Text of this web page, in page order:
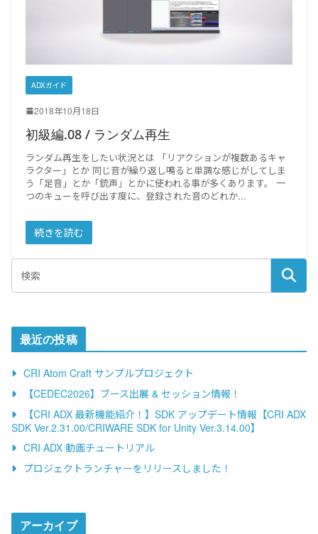
ADXガイド
2018年10月18日
初級編.08 / ランダム再生
ランダム再生をしたい状況とは 「リアクションが複数あるキャ
ラクター」とか 同じ音が繰り返し鳴ると単調な感じがしてしま
う「足音」とか「銃声」とかに使われる事が多くあります。 一
つのキューを呼び出す度に、登録された音のどれか
続きを読む
最近の投稿
CRI Atom Craft サンプルプロジェクト
【CEDEC2026】ブース出展 & セッション情報！
【CRI ADX 最新機能紹介！】SDK アップデート情報【CRI ADX
SDK Ver.2.31.00/CRIWARE SDK for Unity Ver.3.14.00】
CRI ADX 動画チュートリアル
プロジェクトランチャーをリリースしました！
アーカイブ